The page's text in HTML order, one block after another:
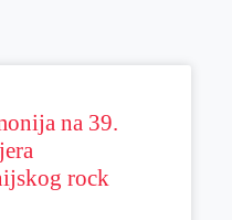
na 39.
rock